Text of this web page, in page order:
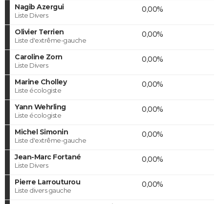
Nagib Azergui
Liste Divers
0,00%
Olivier Terrien
Liste d'extrême-gauche
0,00%
Caroline Zorn
Liste Divers
0,00%
Marine Cholley
Liste écologiste
0,00%
Yann Wehrling
Liste écologiste
0,00%
Michel Simonin
Liste d'extrême-gauche
0,00%
Jean-Marc Fortané
Liste Divers
0,00%
Pierre Larrouturou
Liste divers gauche
0,00%